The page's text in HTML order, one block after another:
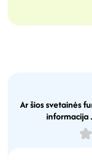
Ar šios svetainės
informacija